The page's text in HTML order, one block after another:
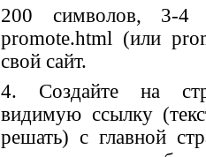
200 символов, 3-4
promote.html (или
свой сайт.
4. Создайте на
видимую ссылку
решать) с главной